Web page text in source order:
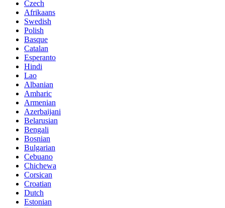
Afrikaans
Swedish
Polish
Basque
Catalan
Esperanto
Hindi
Lao
Albanian
Amharic
Armenian
Azerbaijani
Belarusian
Bengali
Bosnian
Bulgarian
Cebuano
Chichewa
Corsican
Croatian
Dutch
Estonian